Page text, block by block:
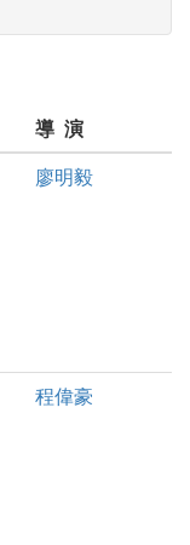
導 演
廖明毅
程偉豪